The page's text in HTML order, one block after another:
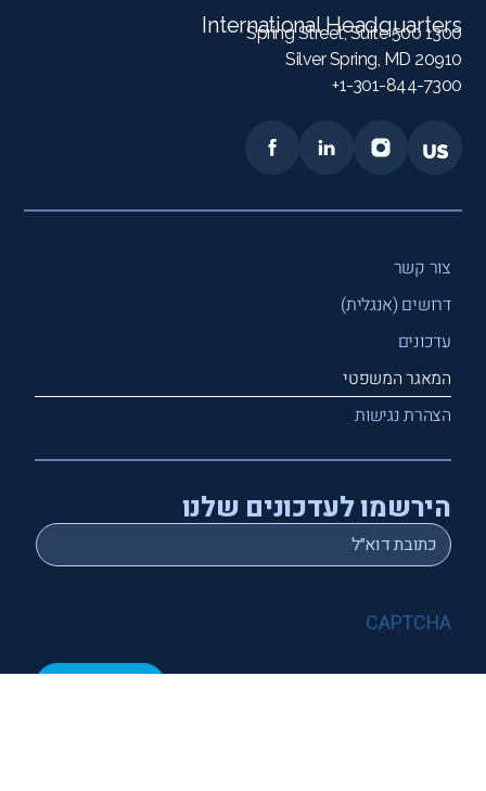
International Headquarters
1300 Spring Street, Suite 500
Silver Spring, MD 20910
1-301-844-7300+
צור קשר
דרושים (אנגלית)
עדכונים
המאגר המשפטי
הצהרת נגישות
הירשמו לעדכונים שלנו
Email
*
CAPTCHA